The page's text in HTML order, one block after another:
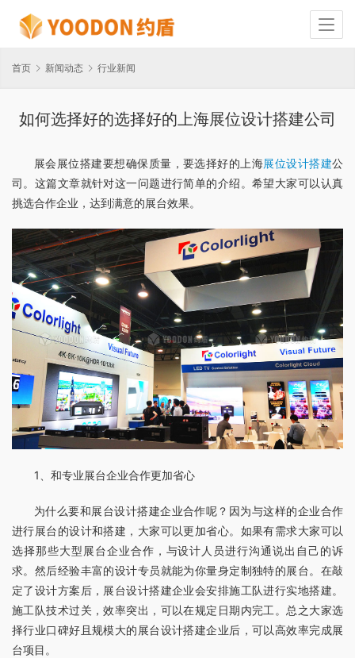
首页 新闻动态 行业新闻
如何选择好的选择好的上海展位设计搭建公司
展会展位搭建要想确保质量，要选择好的上海展位设计搭建公
司。这篇文章就针对这一问题进行简单的介绍。希望大家可以认真
挑选合作企业，达到满意的展台效果。
1、和专业展台企业合作更加省心
为什么要和展台设计搭建企业合作呢？因为与这样的企业合作
进行展台的设计和搭建，大家可以更加省心。如果有需求大家可以
选择那些大型展台企业合作，与设计人员进行沟通说出自己的诉
求。然后经验丰富的设计专员就能为你量身定制独特的展台。在敲
定了设计方案后，展台设计搭建企业会安排施工队进行实地搭建。
施工队技术过关，效率突出，可以在规定日期内完工。总之大家选
择行业口碑好且规模大的展台设计搭建企业后，可以高效率完成展
台项目。